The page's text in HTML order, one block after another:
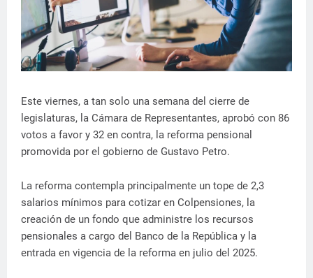
Este viernes, a tan solo una semana del cierre de
legislaturas, la Cámara de Representantes, aprobó con 86
votos a favor y 32 en contra, la reforma pensional
promovida por el gobierno de Gustavo Petro.
La reforma contempla principalmente un tope de 2,3
salarios mínimos para cotizar en Colpensiones, la
creación de un fondo que administre los recursos
pensionales a cargo del Banco de la República y la
entrada en vigencia de la reforma en julio del 2025.